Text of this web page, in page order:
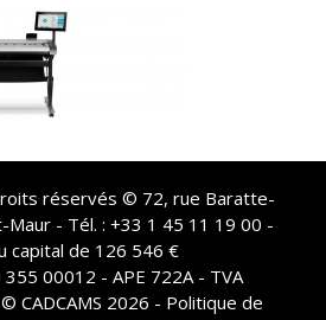
réservés © 72, rue Baratte-
Maur - Tél. : +33 1 45 11 19 00 -
capital de 126 546 €
00012 - APE 722A - TVA
CADCAMS 2026 - Politique de